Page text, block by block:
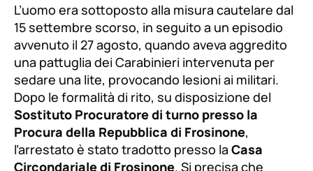
L’uomo era sottoposto alla misura cautelare dal
15 settembre scorso, in seguito a un episodio
avvenuto il 27 agosto, quando aveva aggredito
una pattuglia dei Carabinieri intervenuta per
sedare una lite, provocando lesioni ai militari.
Dopo le formalità di rito, su disposizione del
Sostituto Procuratore di turno presso la
Procura della Repubblica di Frosinone,
l’arrestato è stato tradotto presso la Casa
Circondariale di Frosinone. Si precisa che